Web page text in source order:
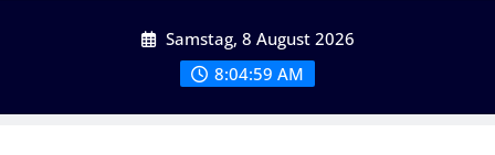
Samstag, 8 August 2026
8:05:00 AM